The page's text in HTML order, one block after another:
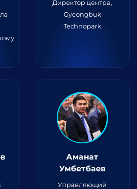
Директор центра,
Gyeongbuk
Technopark
Аманат
Умбетбаев
Управляющий